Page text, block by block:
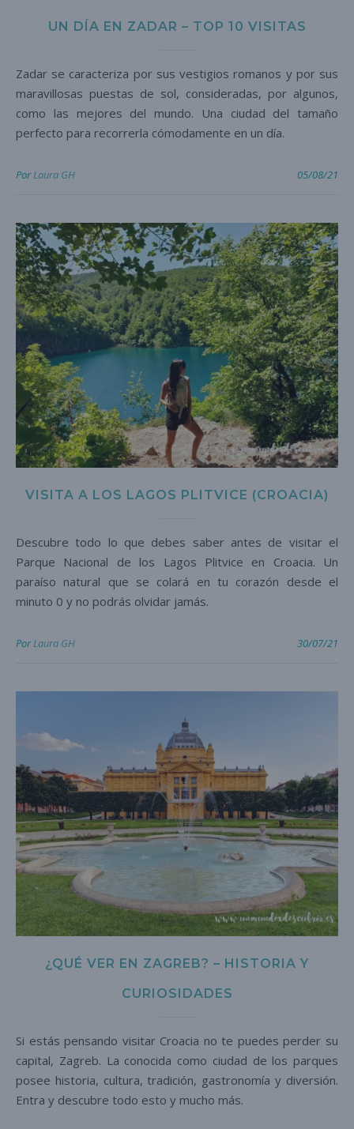
UN DÍA EN ZADAR – TOP 10 VISITAS
Zadar se caracteriza por sus vestigios romanos y por sus
maravillosas puestas de sol, consideradas, por algunos,
como las mejores del mundo. Una ciudad del tamaño
perfecto para recorrerla cómodamente en un día.
PorLaura GH 05/08/21
VISITA A LOS LAGOS PLITVICE (CROACIA)
Descubre todo lo que debes saber antes de visitar el
Parque Nacional de los Lagos Plitvice en Croacia. Un
paraíso natural que se colará en tu corazón desde el
minuto 0 y no podrás olvidar jamás.
PorLaura GH 30/07/21
¿QUÉ VER EN ZAGREB? – HISTORIA Y
CURIOSIDADES
Si estás pensando visitar Croacia no te puedes perder su
capital, Zagreb. La conocida como ciudad de los parques
posee historia, cultura, tradición, gastronomía y diversión.
Entra y descubre todo esto y mucho más.